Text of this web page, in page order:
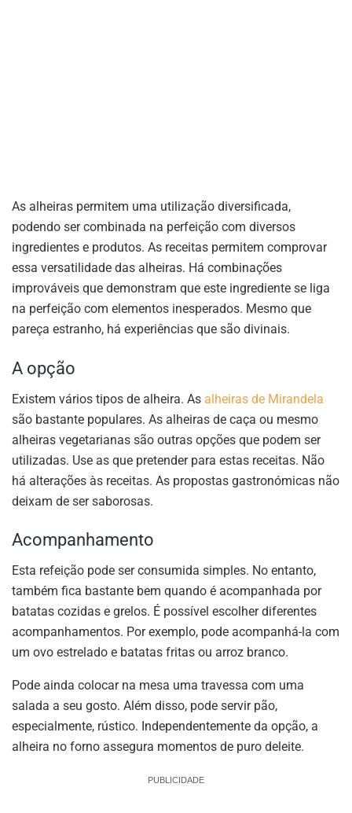
As alheiras permitem uma utilização diversificada,
podendo ser combinada na perfeição com diversos
ingredientes e produtos. As receitas permitem comprovar
essa versatilidade das alheiras. Há combinações
improváveis que demonstram que este ingrediente se liga
na perfeição com elementos inesperados. Mesmo que
pareça estranho, há experiências que são divinais.
A opção
Existem vários tipos de alheira. As alheiras de Mirandela
são bastante populares. As alheiras de caça ou mesmo
alheiras vegetarianas são outras opções que podem ser
utilizadas. Use as que pretender para estas receitas. Não
há alterações às receitas. As propostas gastronómicas não
deixam de ser saborosas.
Acompanhamento
Esta refeição pode ser consumida simples. No entanto,
também fica bastante bem quando é acompanhada por
batatas cozidas e grelos. É possível escolher diferentes
acompanhamentos. Por exemplo, pode acompanhá-la com
um ovo estrelado e batatas fritas ou arroz branco.
Pode ainda colocar na mesa uma travessa com uma
salada a seu gosto. Além disso, pode servir pão,
especialmente, rústico. Independentemente da opção, a
alheira no forno assegura momentos de puro deleite.
PUBLICIDADE